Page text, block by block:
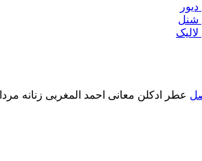
شنل
عطر ادکلن معانی احمد المغربی زنانه